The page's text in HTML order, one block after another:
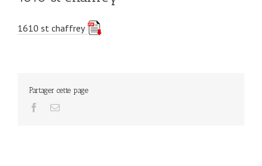
1610 st chaffrey
Partager cette page